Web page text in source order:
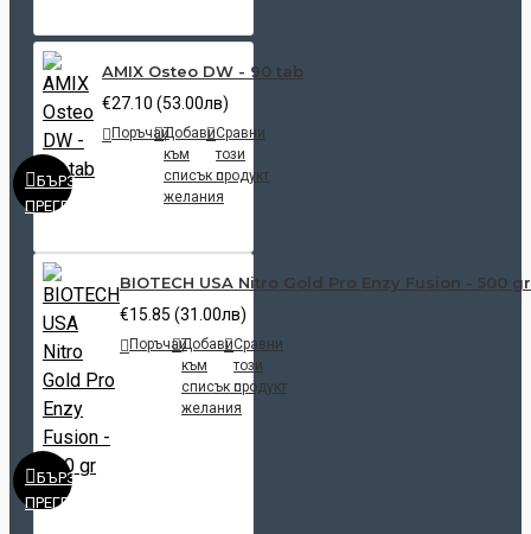
БЪРЗ
ПРЕГЛЕД
AMIX Osteo DW - 90 tab
€27.10 (53.00лв)
ПоръчайДобави
към
списък с
желания
Сравни
този
продукт
БЪРЗ
ПРЕГЛЕД
BIOTECH USA Nitro Gold Pro Enzy Fusion - 500 gr
€15.85 (31.00лв)
ПоръчайДобави
към
списък с
желания
Сравни
този
продукт